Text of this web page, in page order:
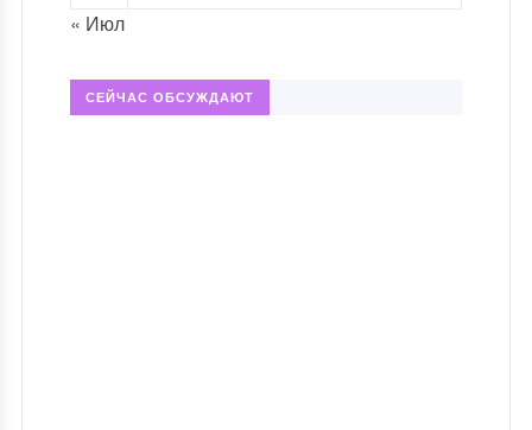
« Июл
СЕЙЧАС ОБСУЖДАЮТ